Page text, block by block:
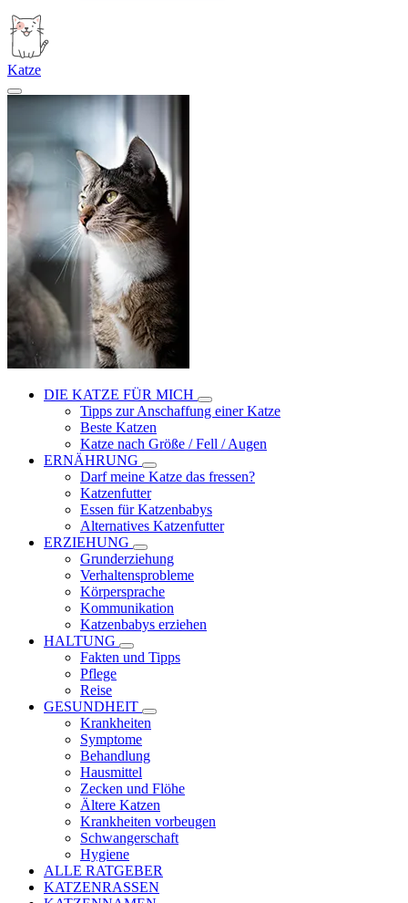
Katze
DIE KATZE FÜR MICH
Tipps zur Anschaffung einer Katze
Beste Katzen
Katze nach Größe / Fell / Augen
ERNÄHRUNG
Darf meine Katze das fressen?
Katzenfutter
Essen für Katzenbabys
Alternatives Katzenfutter
ERZIEHUNG
Grunderziehung
Verhaltensprobleme
Körpersprache
Kommunikation
Katzenbabys erziehen
HALTUNG
Fakten und Tipps
Pflege
Reise
GESUNDHEIT
Krankheiten
Symptome
Behandlung
Hausmittel
Zecken und Flöhe
Ältere Katzen
Krankheiten vorbeugen
Schwangerschaft
Hygiene
ALLE RATGEBER
KATZENRASSEN